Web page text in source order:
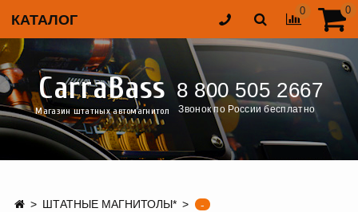
КАТАЛОГ
0 0
CarraBass
Магазин штатных автомагнитол
8 800 505 2667
Звонок по России бесплатно
ШТАТНЫЕ МАГНИТОЛЫ*
-